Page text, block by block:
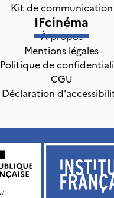
Kit de communication
IFcinéma
À propos
Mentions légales
Politique de
CGU
Déclaration